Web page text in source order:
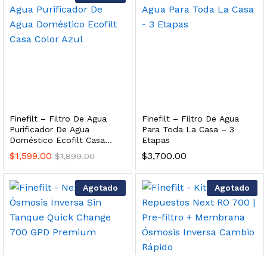
Finefilt – Filtro De Agua
Purificador De Agua
Doméstico Ecofilt Casa
Color Azul
$1,599.00 $1,899.00
Finefilt – Filtro De Agua
Para Toda La Casa – 3
Etapas
$3,700.00
Agotado Agotado
999.00
al carrito
2,899.00
de Agua | Repuesto (con Polifosfatos)
3,699.00